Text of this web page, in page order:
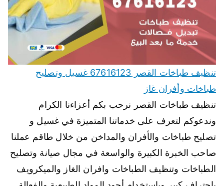
تنظيف طباخات القصر 67616123 غسيل وتصليح
طباخات وأفران غاز
تنظيف طباخات القصر نرحب بكم أعزاءنا الكرام
وندعوكم لتعرف على خدماتنا المتميزة في غسيل و
تصليح طباخات والأفران والمداخن من خلال طاقم عملنا
صاحب الخبرة الكبيرة والواسعة في مجال صيانة وتصليح
الطباخات وتنظيف الطباخات وافران الغاز والميكرويف